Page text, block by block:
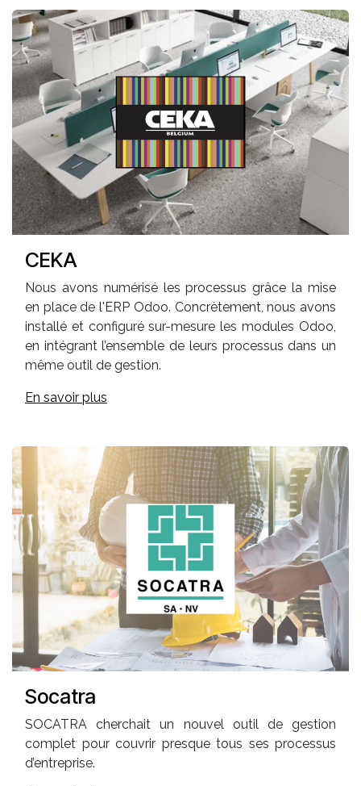
CEKA
Nous avons numérisé les processus grâce la mise
en place de l'ERP Odoo. Concrètement, nous avons
installé et configuré sur-mesure les modules Odoo,
en intégrant l’ensemble de leurs processus dans un
même outil de gestion.
En savoir plus
Socatra
SOCATRA cherchait un nouvel outil de gestion
complet pour couvrir presque tous ses processus
d’entreprise.